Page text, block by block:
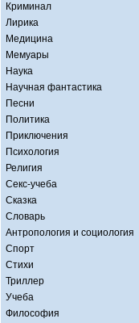
Криминал
Лирика
Медицина
Мемуары
Наука
Научная фантастика
Песни
Политика
Приключения
Психология
Религия
Секс-учеба
Сказка
Словарь
Антропология и социология
Спорт
Стихи
Триллер
Учеба
Философия